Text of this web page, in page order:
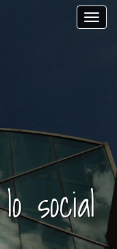
social